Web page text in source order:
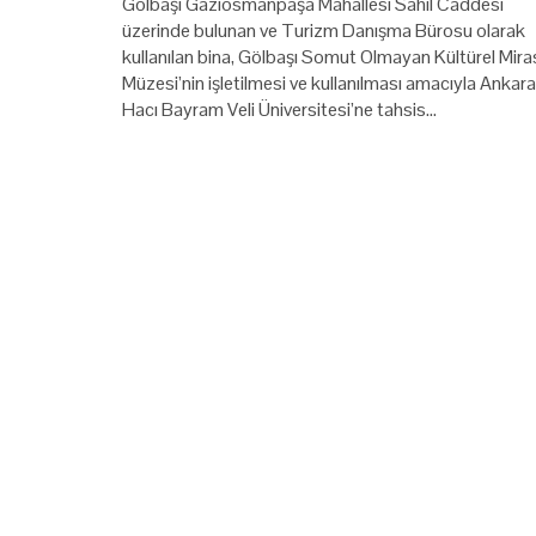
üzerinde bulunan ve Turizm Danışma Bürosu olarak
kullanılan bina, Gölbaşı Somut Olmayan Kültürel
Müzesi’nin işletilmesi ve kullanılması amacıyla Ankara
Hacı Bayram Veli Üniversitesi’ne tahsis…